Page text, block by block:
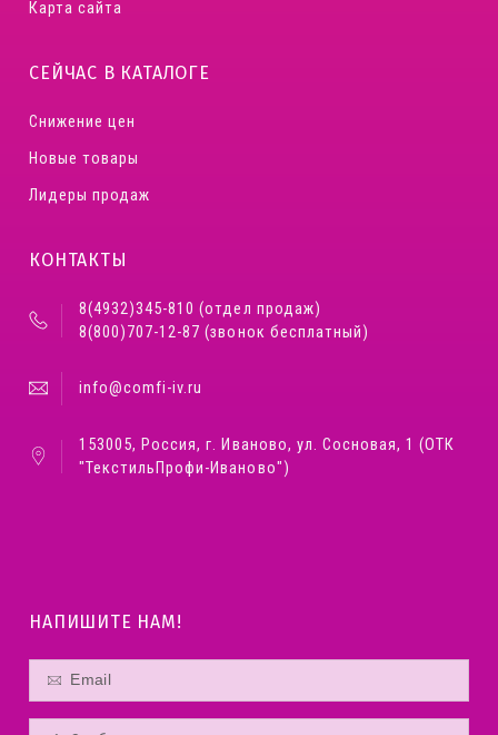
Карта сайта
СЕЙЧАС В КАТАЛОГЕ
Снижение цен
Новые товары
Лидеры продаж
КОНТАКТЫ
8(4932)345-810 (отдел продаж)
8(800)707-12-87 (звонок бесплатный)
info@comfi-iv.ru
153005, Россия, г. Иваново, ул. Сосновая, 1 (ОТК
"ТекстильПрофи-Иваново")
НАПИШИТЕ НАМ!